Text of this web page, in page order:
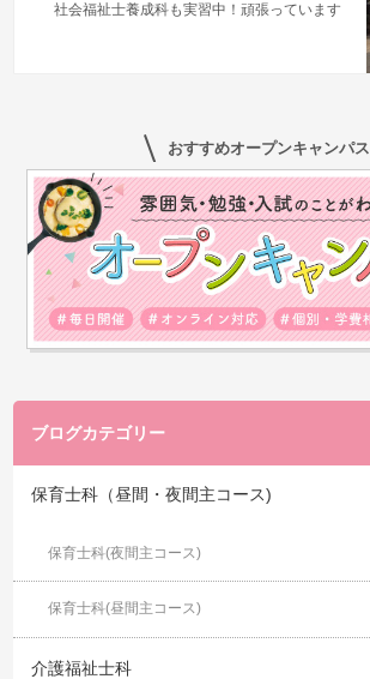
社会福祉士養成科も実習中！頑張っています
おすすめオープンキャンパス
ブログカテゴリー
保育士科（昼間・夜間主コース)
保育士科(夜間主コース)
保育士科(昼間主コース)
介護福祉士科